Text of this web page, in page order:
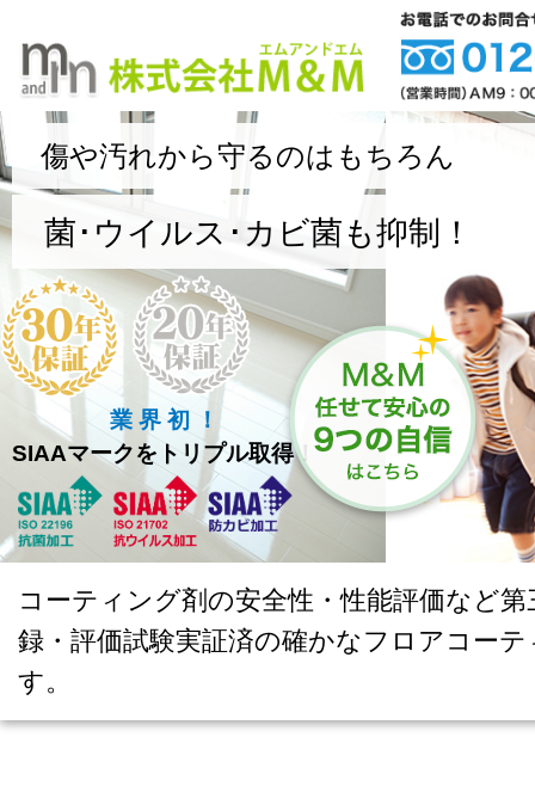
傷や汚れから守るのはもちろん
菌･ウイルス･カビ菌も抑制！
業 界 初 ！
SIAAマークをトリプル取得！
コーティング剤の安全性・性能評価など
録・評価試験実証済の確かなフロアコー
す。